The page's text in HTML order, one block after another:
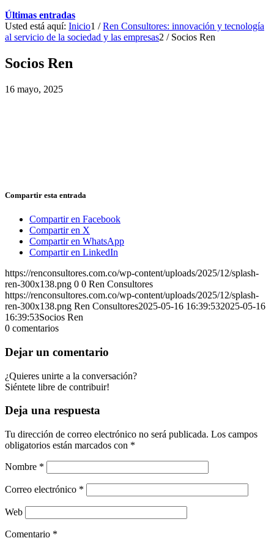
Últimas entradas
Usted está aquí: Inicio1 / Ren Consultores: innovación y tecnología
al servicio de la sociedad y las empresas2 / Socios Ren
Socios Ren
16 mayo, 2025
Compartir esta entrada
Compartir en Facebook
Compartir en X
Compartir en WhatsApp
Compartir en LinkedIn
https://renconsultores.com.co/wp-content/uploads/2025/12/splash-
ren-300x138.png 0 0 Ren Consultores
https://renconsultores.com.co/wp-content/uploads/2025/12/splash-
ren-300x138.png Ren Consultores2025-05-16 16:39:532025-05-16
16:39:53Socios Ren
0 comentarios
Dejar un comentario
¿Quieres unirte a la conversación?
Siéntete libre de contribuir!
Deja una respuesta
Tu dirección de correo electrónico no será publicada. Los campos
obligatorios están marcados con *
Nombre *
Correo electrónico *
Web
Comentario *